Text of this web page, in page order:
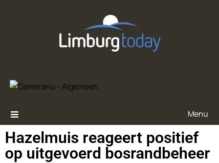
Menu
Hazelmuis reageert positief
op uitgevoerd bosrandbeheer